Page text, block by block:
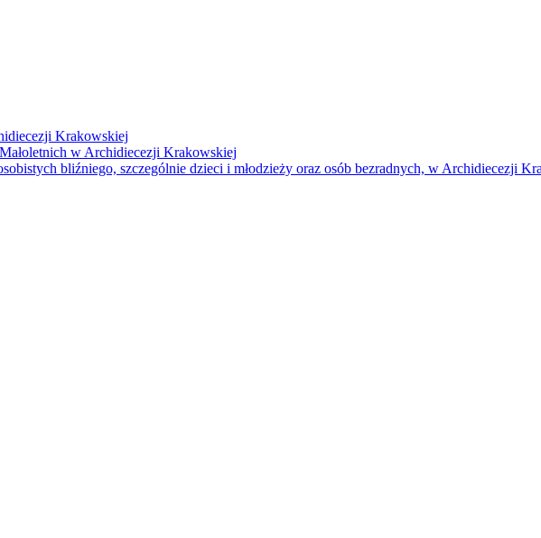
Krakowskiej
w Archidiecezji Krakowskiej
bliźniego, szczególnie dzieci i młodzieży oraz osób bezradnych, w Archidiecezji